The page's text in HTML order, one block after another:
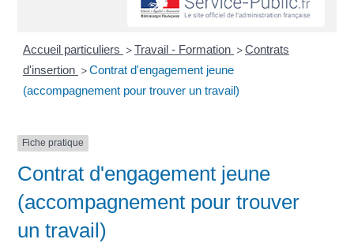
Accueil particuliers >Travail - Formation >Contrats
d'insertion >Contrat d'engagement jeune
(accompagnement pour trouver un travail)
Fiche pratique
Contrat d'engagement jeune
(accompagnement pour trouver
un travail)